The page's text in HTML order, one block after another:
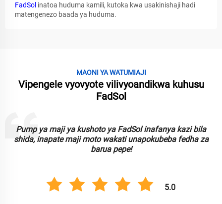
FadSol inatoa huduma kamili, kutoka kwa usakinishaji hadi
matengenezo baada ya huduma.
MAONI YA WATUMIAJI
Vipengele vyovyote vilivyoandikwa kuhusu
FadSol
Pump ya maji ya kushoto ya FadSol inafanya kazi bila
shida, inapate maji moto wakati unapokubeba fedha za
barua pepe!
5.0